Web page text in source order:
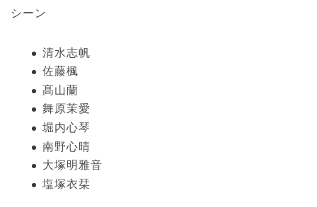
シーン
清水志帆
佐藤楓
髙山蘭
舞原茉愛
堀内心琴
南野心晴
大塚明雅音
塩塚衣栞